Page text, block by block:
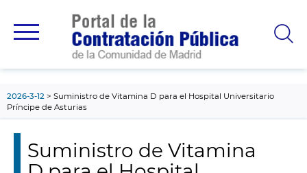
principal
2026-3-12
Suministro de Vitamina D para el Hospital Universitario
Príncipe de Asturias
Suministro de Vitamina